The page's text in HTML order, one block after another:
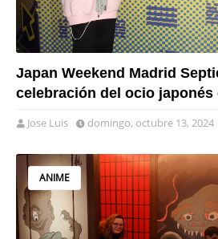
Japan Weekend Madrid
celebración del ocio japonés
Jose Luis domingo, octubre 13, 2024
ANIME